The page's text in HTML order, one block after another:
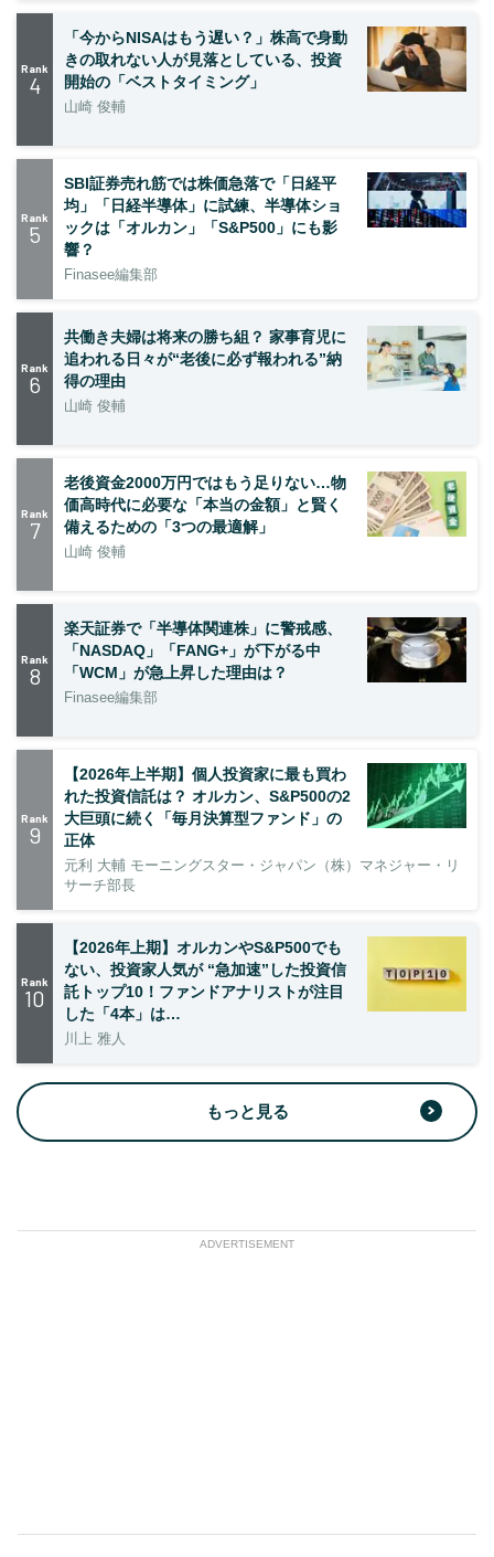
Rank
4
「今からNISAはもう遅い？」株高で身動
きの取れない人が見落としている、投資
開始の「ベストタイミング」
山崎 俊輔
Rank
5
SBI証券売れ筋では株価急落で「日経平
均」「日経半導体」に試練、半導体ショ
ックは「オルカン」「S&P500」にも影
響？
Finasee編集部
Rank
6
共働き夫婦は将来の勝ち組？ 家事育児に
追われる日々が“老後に必ず報われる”納
得の理由
山崎 俊輔
Rank
7
老後資金2000万円ではもう足りない…物
価高時代に必要な「本当の金額」と賢く
備えるための「3つの最適解」
山崎 俊輔
Rank
8
楽天証券で「半導体関連株」に警戒感、
「NASDAQ」「FANG+」が下がる中
「WCM」が急上昇した理由は？
Finasee編集部
Rank
9
【2026年上半期】個人投資家に最も買わ
れた投資信託は？ オルカン、S&P500の2
大巨頭に続く「毎月決算型ファンド」の
正体
元利 大輔 モーニングスター・ジャパン（株）マネジャー・リ
サーチ部長
Rank
10
【2026年上期】オルカンやS&P500でも
ない、投資家人気が “急加速”した投資信
託トップ10！ファンドアナリストが注目
した「4本」は…
川上 雅人
もっと見る
ADVERTISEMENT